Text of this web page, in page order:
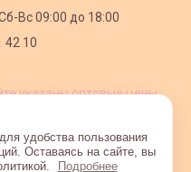
Вс 09:00 до 18:00
42 10
указаны оптовые цены,
удобства пользования
Оставаясь на сайте, вы
Подробнее